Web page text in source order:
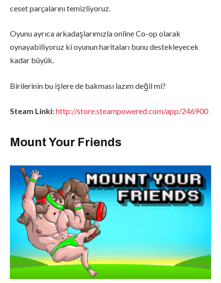
ceset parçalarını temizliyoruz.
Oyunu ayrıca arkadaşlarımızla online Co-op olarak
oynayabiliyoruz ki oyunun haritaları bunu destekleyecek
kadar büyük.
Birilerinin bu işlere de bakması lazım değil mi?
Steam Linki:http://store.steampowered.com/app/246900
Mount Your Friends